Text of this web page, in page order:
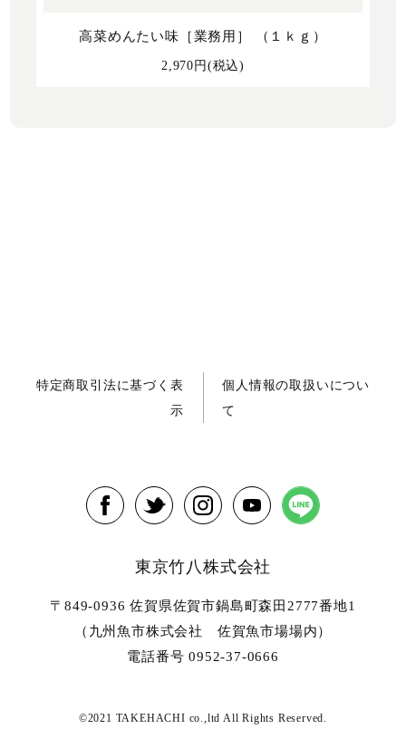
高菜めんたい味［業務用］ （１ｋｇ）
2,970円(税込)
特定商取引法に基づく表
示
個人情報の取扱いについ
て
東京竹八株式会社
〒849-0936 佐賀県佐賀市鍋島町森田2777番地1
（九州魚市株式会社 佐賀魚市場場内）
電話番号 0952-37-0666
©2021 TAKEHACHI co.,ltd All Rights Reserved.